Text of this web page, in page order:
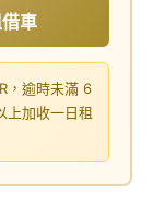
車
，逾時未滿 6
上加收一日租